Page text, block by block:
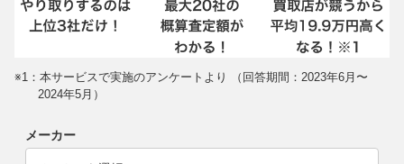
※1：本サービスで実施のアンケートより （回答期間：2023年6月〜
2024年5月）
メーカー